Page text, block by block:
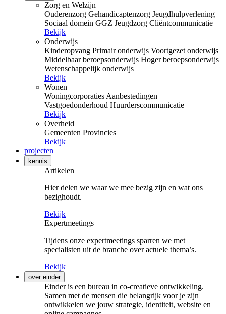
Zorg en Welzijn
Ouderenzorg Gehandicaptenzorg Jeugdhulpverlening
Sociaal domein GGZ Jeugdzorg Cliëntcommunicatie
Bekijk
Onderwijs
Kinderopvang Primair onderwijs Voortgezet onderwijs
Middelbaar beroepsonderwijs Hoger beroepsonderwijs
Wetenschappelijk onderwijs
Bekijk
Wonen
Woningcorporaties Aanbestedingen
Vastgoedonderhoud Huurderscommunicatie
Bekijk
Overheid
Gemeenten Provincies
Bekijk
projecten
kennis
Artikelen
Hier delen we waar we mee bezig zijn en wat ons
bezighoudt.
Bekijk
Expertmeetings
Tijdens onze expertmeetings sparren we met
specialisten uit de branche over actuele thema’s.
Bekijk
over einder
Einder is een bureau in co-creatieve ontwikkeling.
Samen met de mensen die belangrijk voor je zijn
ontwikkelen we jouw strategie, identiteit, website en